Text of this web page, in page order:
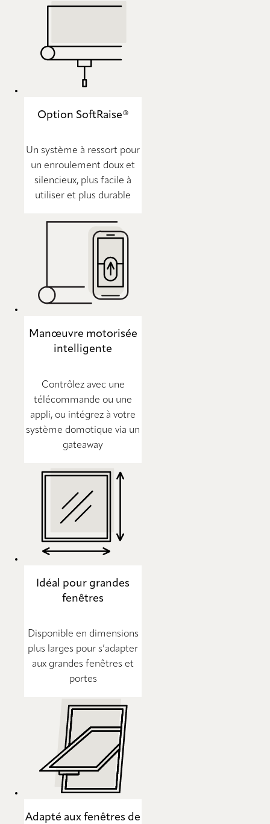
Option SoftRaise®
Un système à ressort pour
un enroulement doux et
silencieux, plus facile à
utiliser et plus durable
Manœuvre motorisée
intelligente
Contrôlez avec une
télécommande ou une
appli, ou intégrez à votre
système domotique via un
gateaway
Idéal pour grandes
fenêtres
Disponible en dimensions
plus larges pour s’adapter
aux grandes fenêtres et
portes
Adapté aux fenêtres de